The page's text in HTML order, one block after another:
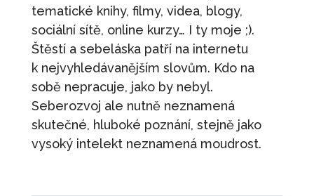
tematické knihy, filmy, videa, blogy,
sociální sítě, online kurzy… I ty moje ;).
Štěstí a sebeláska patří na internetu
k nejvyhledávanějším slovům. Kdo na
sobě nepracuje, jako by nebyl.
Seberozvoj ale nutně neznamená
skutečné, hluboké poznání, stejně jako
vysoký intelekt neznamená moudrost.